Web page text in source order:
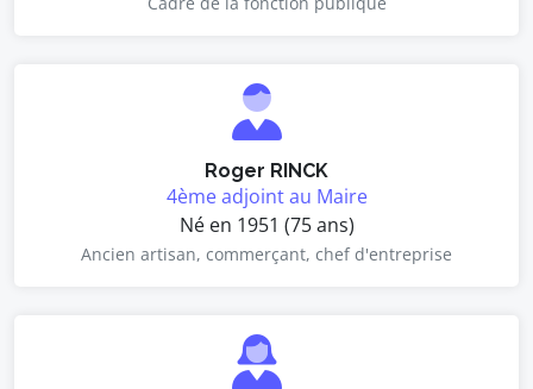
Roger RINCK
4ème adjoint au Maire
Né en 1951 (75 ans)
Ancien artisan, commerçant, chef d'entreprise